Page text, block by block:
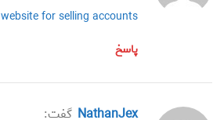
website for selling accounts
پاسخ
NathanJex گفت: